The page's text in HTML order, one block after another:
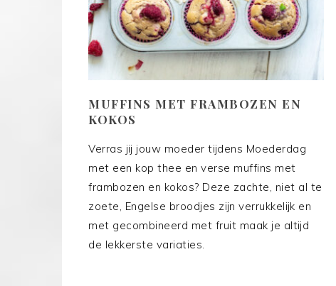
MUFFINS MET FRAMBOZEN EN
KOKOS
Verras jij jouw moeder tijdens Moederdag
met een kop thee en verse muffins met
frambozen en kokos? Deze zachte, niet al te
zoete, Engelse broodjes zijn verrukkelijk en
met gecombineerd met fruit maak je altijd
de lekkerste variaties.